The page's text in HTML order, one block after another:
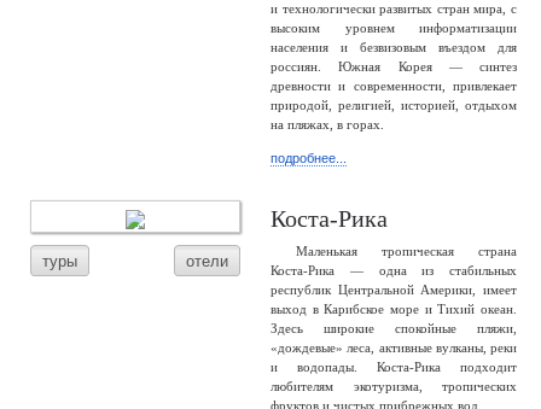
и технологически развитых стран мира, с
высоким уровнем информатизации
населения и безвизовым въездом для
россиян. Южная Корея — синтез
древности и современности, привлекает
природой, религией, историей, отдыхом
на пляжах, в горах.
подробнее...
туры отели
Коста-Рика
Маленькая тропическая страна
Коста-Рика — одна из стабильных
республик Центральной Америки, имеет
выход в Карибское море и Тихий океан.
Здесь широкие спокойные пляжи,
«дождевые» леса, активные вулканы, реки
и водопады. Коста-Рика подходит
любителям экотуризма, тропических
фруктов и чистых прибрежных вод.